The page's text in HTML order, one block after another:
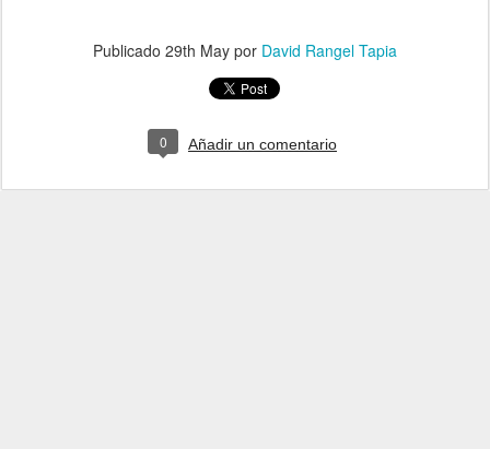
Publicado 29th May por David Rangel Tapia
0 Añadir un comentario